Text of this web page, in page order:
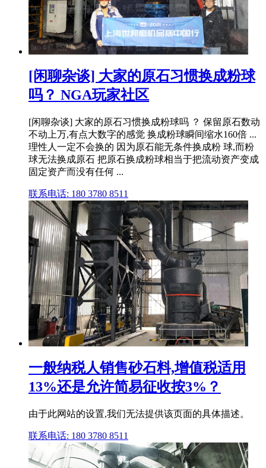
[闲聊杂谈] 大家的原石习惯换成粉球
吗？ NGA玩家社区
[闲聊杂谈] 大家的原石习惯换成粉球吗 ？ 保留原石数动
不动上万,有点大数字的感觉 换成粉球瞬间缩水160倍 ...
理性人一定不会换的 因为原石能无条件换成粉 球,而粉
球无法换成原石 把原石换成粉球相当于把流动资产变成
固定资产而没有任何 ...
联系电话: 180 3780 8511
一般纳税人销售砂石料,增值税适用
13%还是允许简易征收按3%？
由于此网站的设置,我们无法提供该页面的具体描述。
联系电话: 180 3780 8511